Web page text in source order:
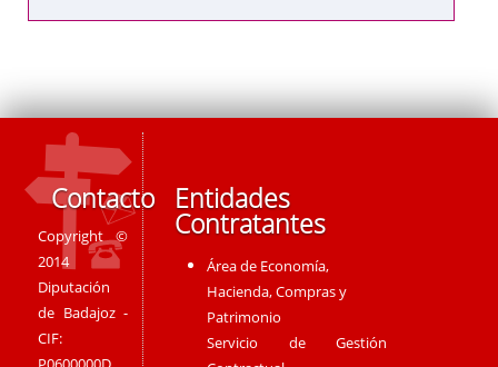
Contacto
Copyright ©
2014
Diputación
de Badajoz -
CIF:
Entidades
Contratantes
Área de Economía,
Hacienda, Compras y
Patrimonio
Servicio de Gestión